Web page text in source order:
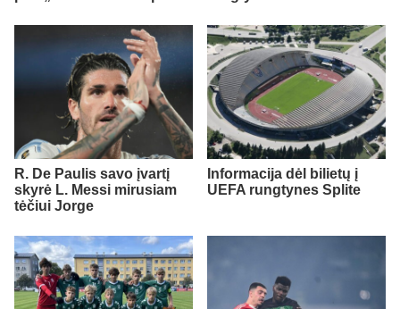
R. De Paulis savo įvartį
skyrė L. Messi mirusiam
tėčiui Jorge
Informacija dėl bilietų į
UEFA rungtynes Splite